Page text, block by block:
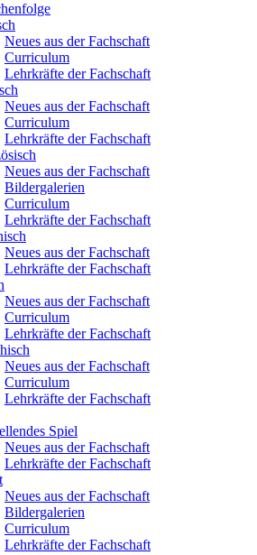
Neues aus der Fachschaft
Curriculum
Lehrkräfte der Fachschaft
Neues aus der Fachschaft
Curriculum
Lehrkräfte der Fachschaft
Neues aus der Fachschaft
Bildergalerien
Curriculum
Lehrkräfte der Fachschaft
Neues aus der Fachschaft
Lehrkräfte der Fachschaft
Neues aus der Fachschaft
Curriculum
Lehrkräfte der Fachschaft
Neues aus der Fachschaft
Curriculum
Lehrkräfte der Fachschaft
Spiel
Neues aus der Fachschaft
Lehrkräfte der Fachschaft
Neues aus der Fachschaft
Bildergalerien
Curriculum
Lehrkräfte der Fachschaft